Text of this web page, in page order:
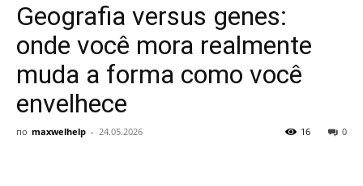
Geografia versus genes:
onde você mora realmente
muda a forma como você
envelhece
по maxwelhelp - 24.05.2026 0
16